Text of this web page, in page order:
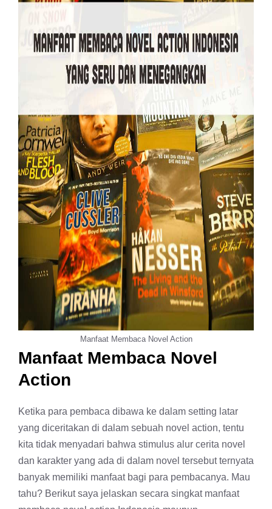
Manfaat Membaca Novel Action
Manfaat Membaca Novel
Action
Ketika para pembaca dibawa ke dalam setting latar
yang diceritakan di dalam sebuah novel action, tentu
kita tidak menyadari bahwa stimulus alur cerita novel
dan karakter yang ada di dalam novel tersebut ternyata
banyak memiliki manfaat bagi para pembacanya. Mau
tahu? Berikut saya jelaskan secara singkat manfaat